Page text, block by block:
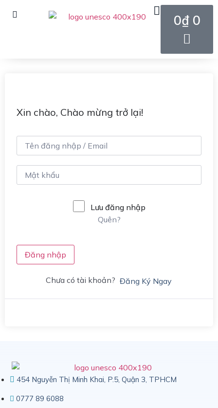
0₫ 0
Xin chào, Chào mừng trở lại!
Lưu đăng nhập
Quên?
Đăng nhập
Chưa có tài khoản? Đăng Ký Ngay
454 Nguyễn Thị Minh Khai, P.5, Quận 3, TPHCM
0777 89 6088